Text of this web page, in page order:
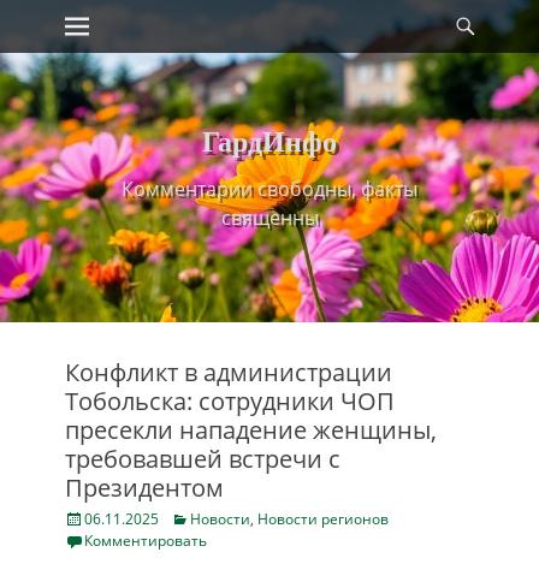
Skip
to
content
Primary Menu
ГардИнфо
Комментарии свободны, факты
священны
Конфликт в администрации
Тобольска: сотрудники ЧОП
пресекли нападение женщины,
требовавшей встречи с
Президентом
Posted
on
06.11.2025 Categories
Новости, Новости регионов
Комментировать